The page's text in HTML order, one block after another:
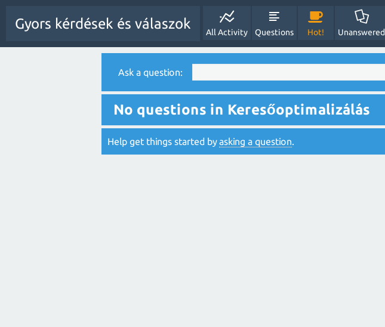
Gyors kérdések és válaszok
All Activity Questions Hot! Unanswered
Ask a question:
No questions in Keresőoptimalizálás
Help get things started byasking a question.